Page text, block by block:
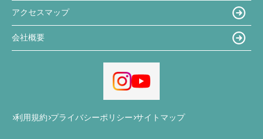
アクセスマップ
会社概要
利用規約 プライバシーポリシー サイトマップ